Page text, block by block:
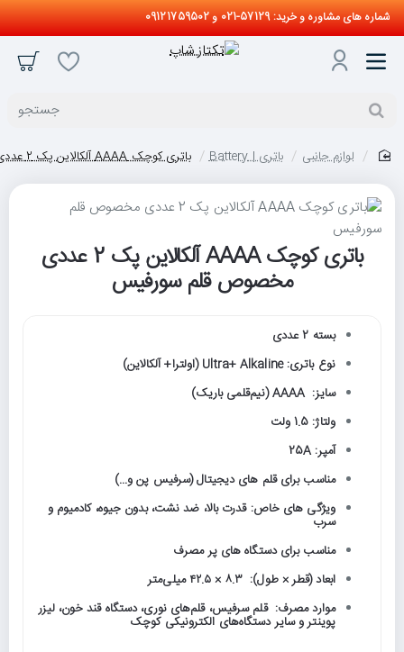
شماره های مشاوره و خرید: 57129-021 و 09121759502
جستجو
لوازم جانبی باتری | Battery باتری کوچک AAAA آلکالاین پک 2 عددی مخصوص قلم سورفیس
حراج
باتری کوچک AAAA آلکالاین پک 2 عددی
مخصوص قلم سورفیس
بسته 2 عددی
نوع باتری: Ultra+ Alkaline (اولترا+ آلکالاین)
سایز: AAAA (نیم‌قلمی باریک)
ولتاژ: 1.5 ولت
آمپر: 25A
مناسب برای قلم های دیجیتال (سرفیس پن و...)
ویژگی های خاص: قدرت بالا، ضد نشت، بدون جیوه، کادمیوم و
سرب
مناسب برای دستگاه های پر مصرف
ابعاد (قطر × طول): ۸.۳ × ۴۲.۵ میلی‌متر
موارد مصرف: قلم سرفیس، قلم‌های نوری، دستگاه قند خون، لیزر
پوینتر و سایر دستگاه‌های الکترونیکی کوچک